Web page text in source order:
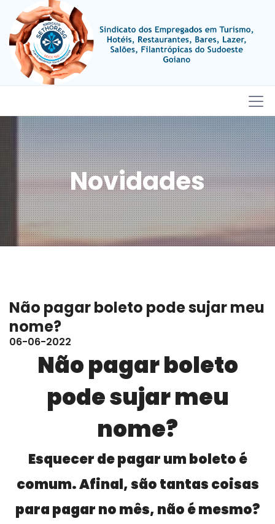
Novidades
Não pagar boleto pode sujar meu
nome?
06-06-2022
Não pagar boleto
pode sujar meu
nome?
Esquecer de pagar um boleto é
comum. Afinal, são tantas coisas
para pagar no mês, não é mesmo?